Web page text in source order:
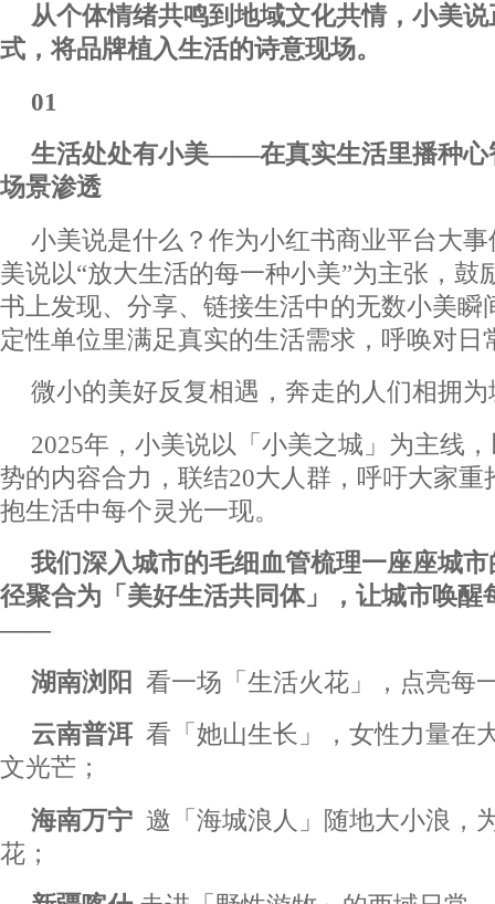
从个体情绪共鸣到地域文化共情，小美
式，将品牌植入生活的诗意现场。
01
生活处处有小美——在真实生活里播种心
场景渗透
小美说是什么？作为小红书商业平台大
美说以“放大生活的每一种小美”为主张，鼓
书上发现、分享、链接生活中的无数小美瞬
定性单位里满足真实的生活需求，呼唤对日
微小的美好反复相遇，奔走的人们相拥为
2025年，小美说以「小美之城」为主线
势的内容合力，联结20大人群，呼吁大家重
抱生活中每个灵光一现。
我们深入城市的毛细血管梳理一座座城
径聚合为「 美好生活共同体」，让城市唤醒
——
湖南浏阳 看一场「生活火花」，点亮每
云南普洱 看「她山生长」，女性力量在
文光芒；
海南万宁 邀「海城浪人」随地大小浪，
花；